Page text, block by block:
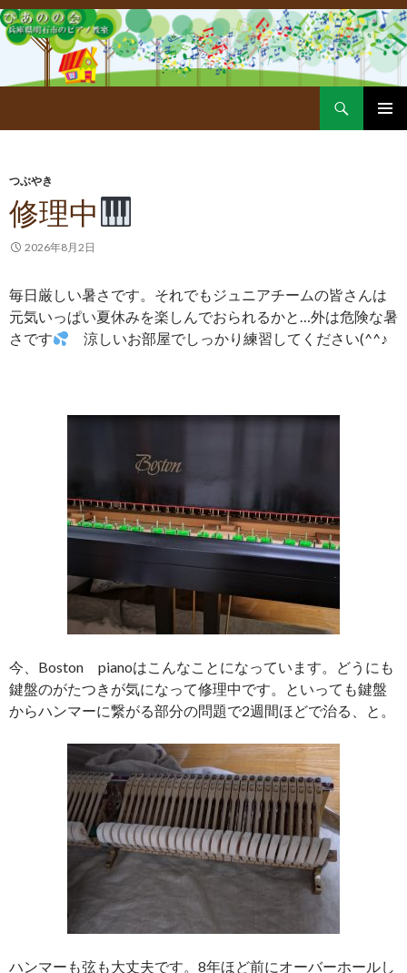
つぶやき
修理中
2026年8月2日
毎日厳しい暑さです。それでもジュニアチームの皆さんは
元気いっぱい夏休みを楽しんでおられるかと…外は危険な暑
さです
涼しいお部屋でしっかり練習してください(^^♪
今、Boston pianoはこんなことになっています。どうにも
鍵盤のがたつきが気になって修理中です。といっても鍵盤
からハンマーに繋がる部分の問題で2週間ほどで治る、と。
ハンマーも弦も大丈夫です。8年ほど前にオーバーホールし